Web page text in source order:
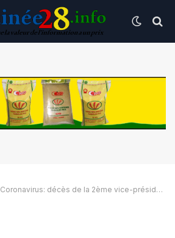
Coronavirus: décès de la 2ème vice-présidente de l’Assemblée nationale du Burkina Faso